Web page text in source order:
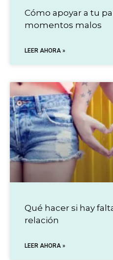
Cómo apoyar a tu
momentos malos
LEER AHORA »
Qué hacer si hay
relación
LEER AHORA »